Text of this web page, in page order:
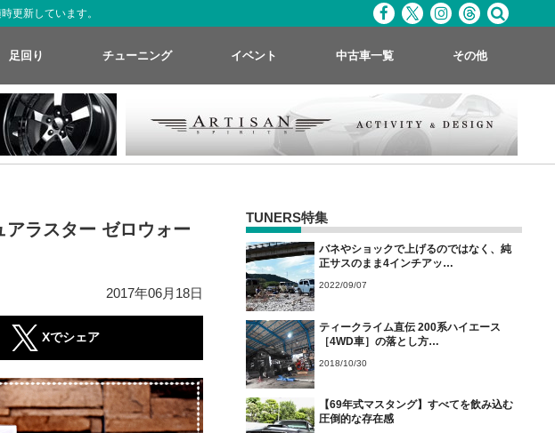
更新しています。
足回り チューニング イベント 中古車一覧 その他
ラスター ゼロウォー
2017年06月18日
Xでシェア
TUNERS特集
バネやショックで上げるのではなく、純
正サスのまま4インチアッ…
2022/09/07
ティークライム直伝 200系ハイエース
［4WD車］の落とし方…
2018/10/30
【69年式マスタング】すべてを飲み込む
圧倒的な存在感